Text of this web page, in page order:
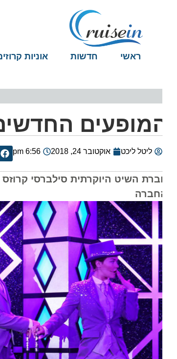
ראשי חדשות אוניות קרוזים
החדשים
ליטל ליכט אוקטובר 24, 2018 6:56 pm
השיט היוקרתית סילברסי קרוזס